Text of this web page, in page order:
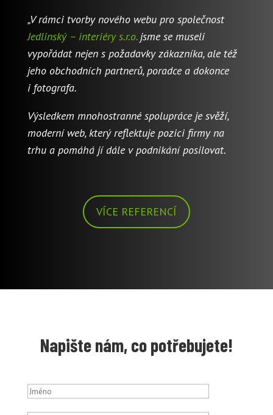
„V rámci tvorby nového webu pro společnost
Jedlinský – interiéry s.r.o.jsme se museli
vypořádat nejen s požadavky zákazníka, ale též
jeho obchodních partnerů, poradce a dokonce
i fotografa.
Výsledkem mnohostranné spolupráce je svěží,
moderní web, který reflektuje pozici firmy na
trhu a pomáhá jí dále v podnikání posilovat.
VÍCE REFERENCÍ
Napište nám, co potřebujete!